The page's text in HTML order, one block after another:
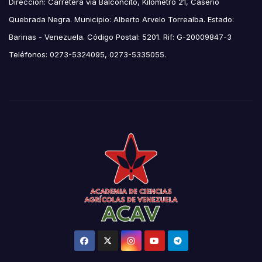
Quebrada Negra. Municipio: Alberto Arvelo Torrealba. Estado:
Barinas - Venezuela. Código Postal: 5201. Rif: G-20009847-3
Teléfonos: 0273-5324095, 0273-5335055.